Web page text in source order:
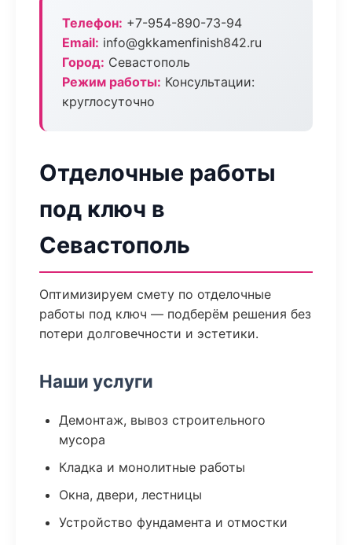
Телефон: +7-954-890-73-94
Email: info@gkkamenfinish842.ru
Город: Севастополь
Режим работы: Консультации:
круглосуточно
Отделочные работы
под ключ в
Севастополь
Оптимизируем смету по отделочные
работы под ключ — подберём решения без
потери долговечности и эстетики.
Наши услуги
Демонтаж, вывоз строительного
мусора
Кладка и монолитные работы
Окна, двери, лестницы
Устройство фундамента и отмостки